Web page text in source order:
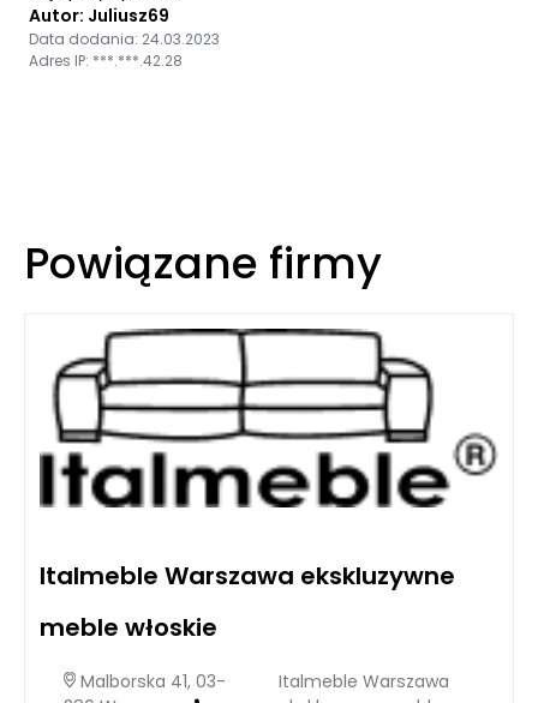
Autor: Juliusz69
Data dodania: 24.03.2023
Adres IP: ***.***.42.28
Powiązane firmy
Italmeble Warszawa ekskluzywne
meble włoskie
Malborska 41, 03-
Italmeble Warszawa